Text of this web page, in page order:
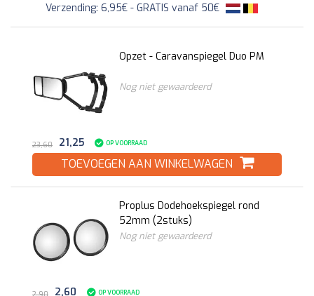
Verzending: 6,95€ - GRATIS vanaf 50€
Opzet - Caravanspiegel Duo PM
Nog niet gewaardeerd
23,60 21,25 OP VOORRAAD
TOEVOEGEN AAN WINKELWAGEN
Proplus Dodehoekspiegel rond
52mm (2stuks)
Nog niet gewaardeerd
2,90 2,60 OP VOORRAAD